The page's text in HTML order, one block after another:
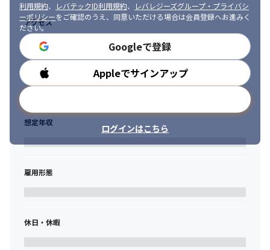
利用規約、 レバテックID利用規約、
レバレジーズグループ・プライバシ
ーポリシーをご確認のうえ、同意いただける場合は会員登録へお進みく
ださい。
Googleで登録
Appleでサインアップ
ログインはこちら
アクセス
勤務時間
想定年収
雇用形態
休日・休暇